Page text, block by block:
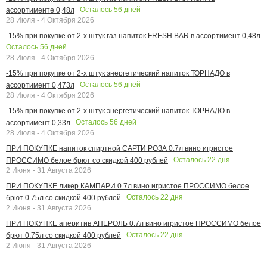
ассортименте 0,48л
Осталось 56 дней
28 Июля - 4 Октября 2026
-15% при покупке от 2-х штук газ напиток FRESH BAR в ассортимент 0,48л
Осталось 56 дней
28 Июля - 4 Октября 2026
-15% при покупке от 2-х штук энергетический напиток ТОРНАДО в
ассортимент 0,473л
Осталось 56 дней
28 Июля - 4 Октября 2026
-15% при покупке от 2-х штук энергетический напиток ТОРНАДО в
ассортимент 0,33л
Осталось 56 дней
28 Июля - 4 Октября 2026
ПРИ ПОКУПКЕ напиток спиртной САРТИ РОЗА 0.7л вино игристое
ПРОССИМО белое брют со скидкой 400 рублей
Осталось 22 дня
2 Июня - 31 Августа 2026
ПРИ ПОКУПКЕ ликер КАМПАРИ 0.7л вино игристое ПРОССИМО белое
брют 0.75л со скидкой 400 рублей
Осталось 22 дня
2 Июня - 31 Августа 2026
ПРИ ПОКУПКЕ аперитив АПЕРОЛЬ 0.7л вино игристое ПРОССИМО белое
брют 0.75л со скидкой 400 рублей
Осталось 22 дня
2 Июня - 31 Августа 2026